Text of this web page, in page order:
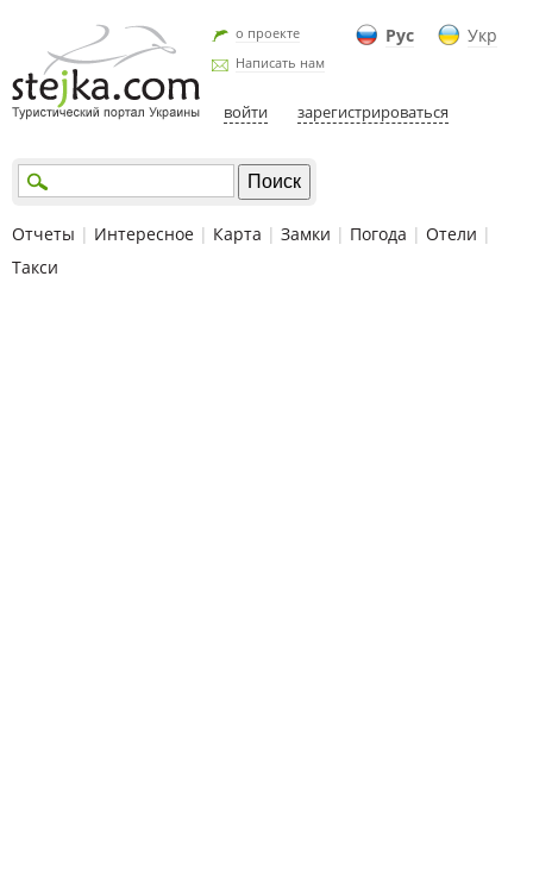
Рус Укр
о проекте
Написать нам
войти зарегистрироваться
Отчеты | Интересное | Карта | Замки | Погода | Отели |
Такси